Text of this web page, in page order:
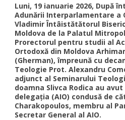
Luni, 19 ianuarie 2026, După
Adunării Interparlamentare a
Vladimir Întâistătătorul
Moldova de la Palatul
Prorectorul pentru studii al
Ortodoxă din Moldova
(Gherman), împreună cu
Teologie Prot. Alexandru
adjunct al Seminarului
doamna Slivca Rodica au
delegația (AIO) condusă de
Charakopoulos, membru al
Secretar General al AIO.